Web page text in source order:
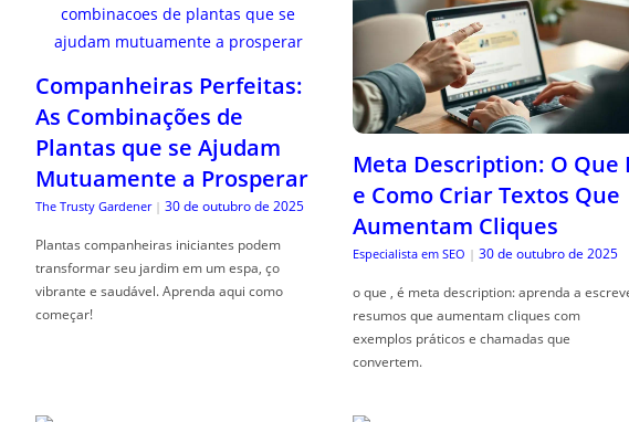
Companheiras Perfeitas:
As Combinações de
Plantas que se Ajudam
Mutuamente a Prosperar
The Trusty Gardener | 30 de outubro de 2025
Plantas companheiras iniciantes podem
transformar seu jardim em um espa, ço
vibrante e saudável. Aprenda aqui como
começar!
Meta Description: O Que
e Como Criar Textos Que
Aumentam Cliques
Especialista em SEO | 30 de outubro de 2025
o que , é meta description: aprenda a
resumos que aumentam cliques com
exemplos práticos e chamadas que
convertem.